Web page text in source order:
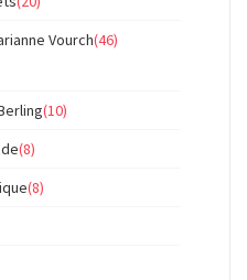
Vourch(46)
(10)
(8)
(8)